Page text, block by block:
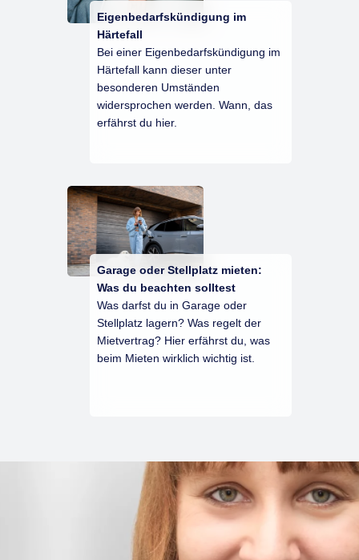
Eigenbedarfskündigung im
Härtefall
Bei einer Eigenbedarfskündigung im
Härtefall kann dieser unter
besonderen Umständen
widersprochen werden. Wann, das
erfährst du hier.
Garage oder Stellplatz mieten:
Was du beachten solltest
Was darfst du in Garage oder
Stellplatz lagern? Was regelt der
Mietvertrag? Hier erfährst du, was
beim Mieten wirklich wichtig ist.